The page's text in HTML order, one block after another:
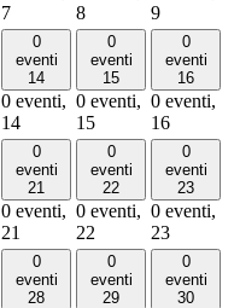
7
8
9
0
eventi
14
0 eventi,
14
0
eventi
15
0 eventi,
15
0
eventi
16
0 eventi,
16
0
eventi
21
0 eventi,
21
0
eventi
22
0 eventi,
22
0
eventi
23
0 eventi,
23
0
eventi
28
0
eventi
29
0
eventi
30